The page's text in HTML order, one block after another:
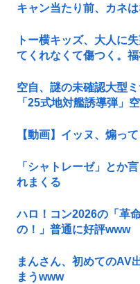
キャン当たり前、カネ
トー横キッズ、大人に
てくれなくて傷つく。
空自、謎の未確認大型
「25式地対艦誘導弾」
【動画】イッヌ、煽っ
「シャトレーゼ」とか
れまくる
ハロ！コン2026の「革
の！」普通に好評www
まんさん、初めてのAV
まうwww